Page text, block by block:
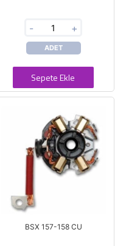
- +
ADET
Sepete Ekle
BSX 157-158 CU